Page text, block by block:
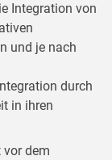
Integration von
und je nach
durch
in ihren
dem